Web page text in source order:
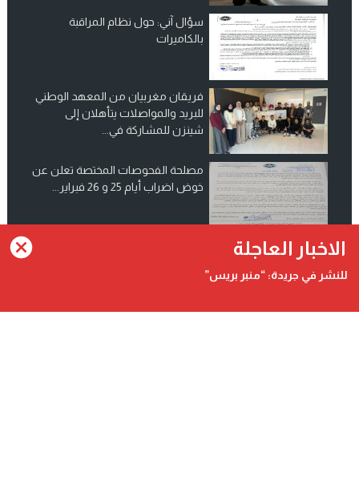
سؤال آني: حول نظام المراقبة
بالكاميرات
فريقان مغربيان من المعهد الوطني
للبريد والمواصلات يتأهلان إلى
شينزن للمشاركة في...
مصلحة الفحوصات المختصة تعلن عن
خوض اضراب أيام 25 و 26 فبراير...
انضم الينا على فيسبوك
الاخبار العاجلة
للنشر في جريدة: “منبر بريس”